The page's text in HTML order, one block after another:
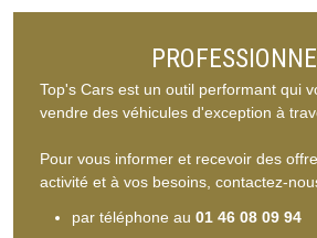
Top's Cars est un outil performant qui
vendre des véhicules d'exception à
Pour vous informer et recevoir des
activité et à vos besoins, contactez-
par téléphone au 01 46 08 09 94